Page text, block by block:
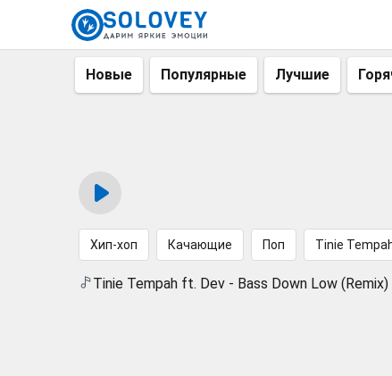
Новые Популярные Лучшие
Хип-хоп Качающие Поп Tinie
Tinie Tempah ft. Dev - Bass Down Low (Remix)